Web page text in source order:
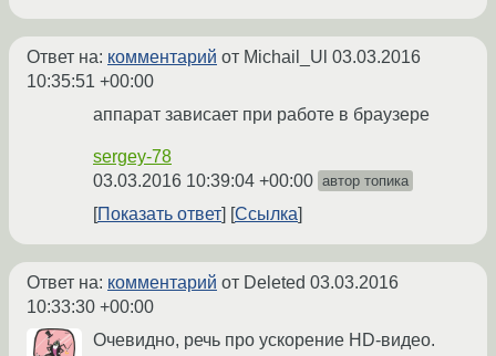
Ответ на: комментарий от Michail_Ul 03.03.2016
10:35:51 +00:00
аппарат зависает при работе в браузере
sergey-78
03.03.2016 10:39:04 +00:00 автор топика
Показать ответ Ссылка
Ответ на: комментарий от Deleted 03.03.2016
10:33:30 +00:00
Очевидно, речь про ускорение HD-видео.